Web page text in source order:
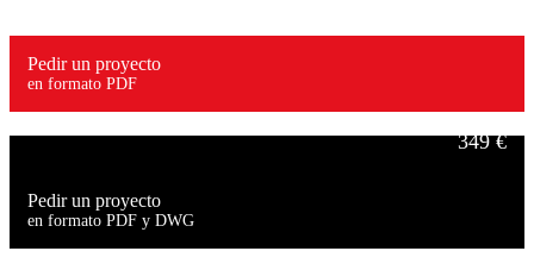
Pedir un proyecto
en formato PDF
349 €
Pedir un proyecto
en formato PDF y DWG